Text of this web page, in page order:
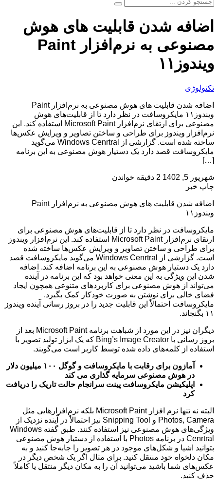
اضافه شدن قابلیت های هوش
مصنوعی به نرم‌افزار Paint
ویندوز۱۱
تکنولوژی
اضافه شدن قابلیت های هوش مصنوعی به نرم‌افزار Paint
ویندوز۱۱ مایکروسافت در نظر دارد تا از قابلیت‌های هوش
مصنوعی برای ارتقای نرم‌افزار Microsoft Paint استفاده کند. این
نرم‌افزار ویندوز برای طراحی و ساختن تصاویر و ویرایش عکس‌ها
ساخته شده است. گزارشی از Windows Cenrtral می‌گوید
مایکروسافت قصد دارد یک دستیار هوش مصنوعی به این برنامه
[…]
شهریور 5, 1402
2 دقیقه خواندن
چاپ خبر
اضافه شدن قابلیت های هوش مصنوعی به نرم‌افزار Paint
ویندوز۱۱
مایکروسافت در نظر دارد تا از قابلیت‌های هوش مصنوعی برای
ارتقای نرم‌افزار Microsoft Paint استفاده کند. این نرم‌افزار ویندوز
برای طراحی و ساختن تصاویر و ویرایش عکس‌ها ساخته شده
است. گزارشی از Windows Cenrtral می‌گوید مایکروسافت قصد
دارد یک دستیار هوش مصنوعی به این برنامه اضافه کند. اضافه
شدن این ویژگی به این معنی خواهد بود که این برنامه در آینده
می‌تواند از هوش مصنوعی برای کاربردهای متنوعی همچون ایجاد
فضای خالی برای نوشتن به صورت خودکار کمک بگیرد.
مایکروسافت احتمالاً این قابلیت جدید را در بروز رسانی آینده ویندوز
۱۱ بگنجاند.
دیگران نیز در این مورد از شباهت برنامه Microsoft Paint بعد از
بروز رسانی با Bing’s Image Creator که یک ابزار تولید تصویر با
استفاده از کلمه‌های داده شده توسط کاربر است می‌گویند.
آمازون برای رقابت با مایکروسافت و گوگل ۱۰۰ میلیون دلار
در هوش مصنوعی سرمایه گذاری می کند
اپلیکیشن مایکروسافت پینت سرانجام حالت تاریک را دریافت
کرد
البته نه تنها نرم افزار Microsoft Paint بلکه نرم‌افزارهایی مثل
Photos, Camera و Snipping Tool نیز احتمالاً در آینده نزدیک از
ویژگی‌های هوش مصنوعی نیز استفاده کنند. طبق گفته Windows
Cenrtral در برنامه Photos با استفاده از دستیار هوش مصنوعی
بتوانید اشیا و شکل‌های موجود در هر تصویر را جابه‌جا کنید و به
مکان دلخواه خود منتقل کنید. برای مثال اگر یک شخص دیگر در
عکس‌های شما باشید می‌توانید آن را به مکان دیگر منتقل یا کاملاً
حذف کنید.